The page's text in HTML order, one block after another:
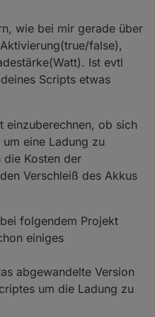
wie bei mir gerade über
false),
Ist evtl
Scripts etwas
einzuberechnen, ob sich
eine Ladung zu
die Kosten der
Verschleiß des Akkus
folgendem Projekt
einiges
abgewandelte Version
um die Ladung zu